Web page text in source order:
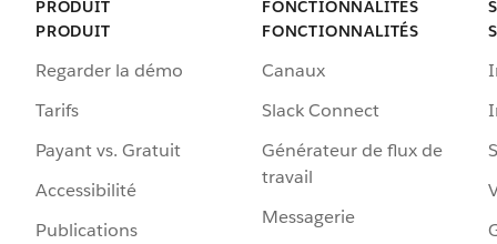
PRODUIT
PRODUIT
Regarder la démo
Tarifs
Payant vs. Gratuit
Accessibilité
Publications
FONCTIONNALITÉS
FONCTIONNALITÉS
Canaux
Slack Connect
Générateur de flux de
travail
Messagerie